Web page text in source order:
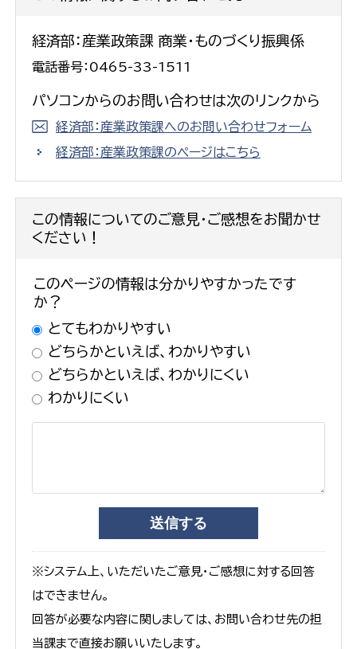
経済部：産業政策課 商業・ものづくり振興係
電話番号：0465-33-1511
パソコンからのお問い合わせは次のリンクから
経済部：産業政策課へのお問い合わせフォーム
経済部：産業政策課のページはこちら
この情報についてのご意見・ご感想をお聞かせ
ください！
このページの情報は分かりやすかったです
か？
とてもわかりやすい
どちらかといえば、わかりやすい
どちらかといえば、わかりにくい
わかりにくい
※システム上、いただいたご意見・ご感想に対する回答
はできません。
回答が必要な内容に関しましては、お問い合わせ先の担
当課まで直接お願いいたします。